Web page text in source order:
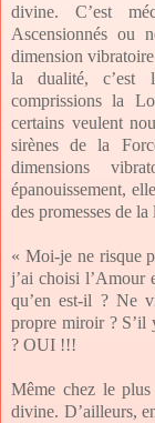
divine. C’est
Ascensionnés ou
dimension
la dualité, c’est
comprissions la
certains veulent
sirènes de la
dimensions
épanouissement,
des promesses de
« Moi-je ne risque
j’ai choisi l’Amour
qu’en est-il ? Ne
propre miroir ? S’il
? OUI !!!
Même chez le
divine. D’ailleurs,